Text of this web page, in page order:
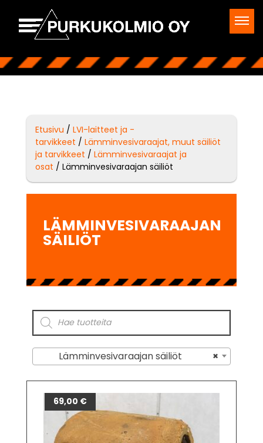
Etusivu / LVI-laitteet ja -
tarvikkeet / Lämminvesivaraajat, muut säiliöt
ja tarvikkeet / Lämminvesivaraajat ja
osat / Lämminvesivaraajan säiliöt
LÄMMINVESIVARAAJAN
SÄILIÖT
×
Lämminvesivaraajan säiliöt
69,00 €